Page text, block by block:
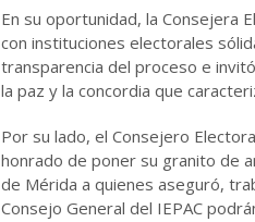
En su oportunidad, la Consejera
con instituciones electorales
transparencia del proceso e
la paz y la concordia que
Por su lado, el Consejero
honrado de poner su granito de
de Mérida a quienes aseguró,
Consejo General del IEPAC